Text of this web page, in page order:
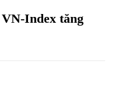
nhập khẩu nhiều nhất tháng
xuất khẩu nhiều nhất tháng
Index tăng